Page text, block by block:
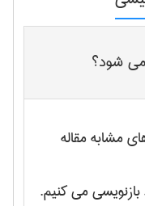
می شود؟
مشابه مقاله
بازنویسی می کنیم.